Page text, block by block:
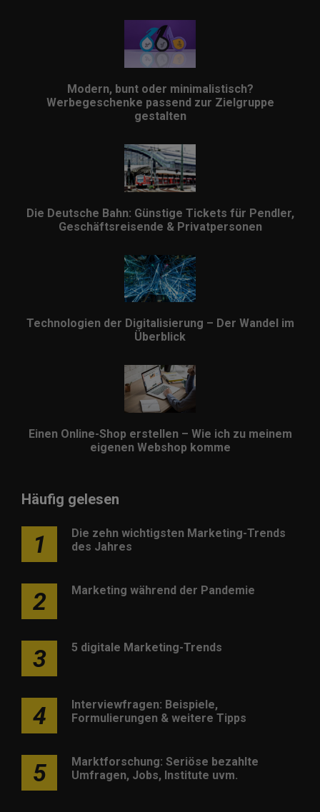
Modern, bunt oder minimalistisch?
Werbegeschenke passend zur Zielgruppe
gestalten
Die Deutsche Bahn: Günstige Tickets für Pendler,
Geschäftsreisende & Privatpersonen
Technologien der Digitalisierung – Der Wandel im
Überblick
Einen Online-Shop erstellen – Wie ich zu meinem
eigenen Webshop komme
Häufig gelesen
1
Die zehn wichtigsten Marketing-Trends
des Jahres
2 Marketing während der Pandemie
3 5 digitale Marketing-Trends
4
Interviewfragen: Beispiele,
Formulierungen & weitere Tipps
5
Marktforschung: Seriöse bezahlte
Umfragen, Jobs, Institute uvm.